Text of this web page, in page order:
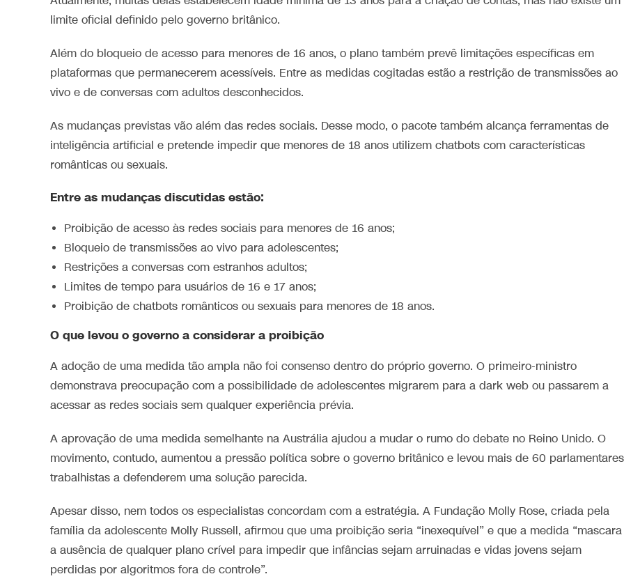
limite oficial definido pelo governo britânico.
Além do bloqueio de acesso para menores de 16 anos, o plano também prevê limitações específicas em
plataformas que permanecerem acessíveis. Entre as medidas cogitadas estão a restrição de transmissões ao
vivo e de conversas com adultos desconhecidos.
As mudanças previstas vão além das redes sociais. Desse modo, o pacote também alcança ferramentas de
inteligência artificial e pretende impedir que menores de 18 anos utilizem chatbots com características
românticas ou sexuais.
Entre as mudanças discutidas estão:
Proibição de acesso às redes sociais para menores de 16 anos;
Bloqueio de transmissões ao vivo para adolescentes;
Restrições a conversas com estranhos adultos;
Limites de tempo para usuários de 16 e 17 anos;
Proibição de chatbots românticos ou sexuais para menores de 18 anos.
O que levou o governo a considerar a proibição
A adoção de uma medida tão ampla não foi consenso dentro do próprio governo. O primeiro-ministro
demonstrava preocupação com a possibilidade de adolescentes migrarem para a dark web ou passarem a
acessar as redes sociais sem qualquer experiência prévia.
A aprovação de uma medida semelhante na Austrália ajudou a mudar o rumo do debate no Reino Unido. O
movimento, contudo, aumentou a pressão política sobre o governo britânico e levou mais de 60 parlamentares
trabalhistas a defenderem uma solução parecida.
Apesar disso, nem todos os especialistas concordam com a estratégia. A Fundação Molly Rose, criada pela
família da adolescente Molly Russell, afirmou que uma proibição seria “inexequível” e que a medida “mascara
a ausência de qualquer plano crível para impedir que infâncias sejam arruinadas e vidas jovens sejam
perdidas por algoritmos fora de controle”.